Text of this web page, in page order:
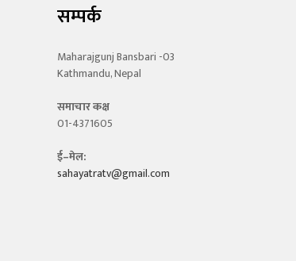
सम्पर्क
Maharajgunj Bansbari -03
Kathmandu, Nepal
समाचार कक्ष
01-4371605
ई–मेल:
sahayatratv@gmail.com